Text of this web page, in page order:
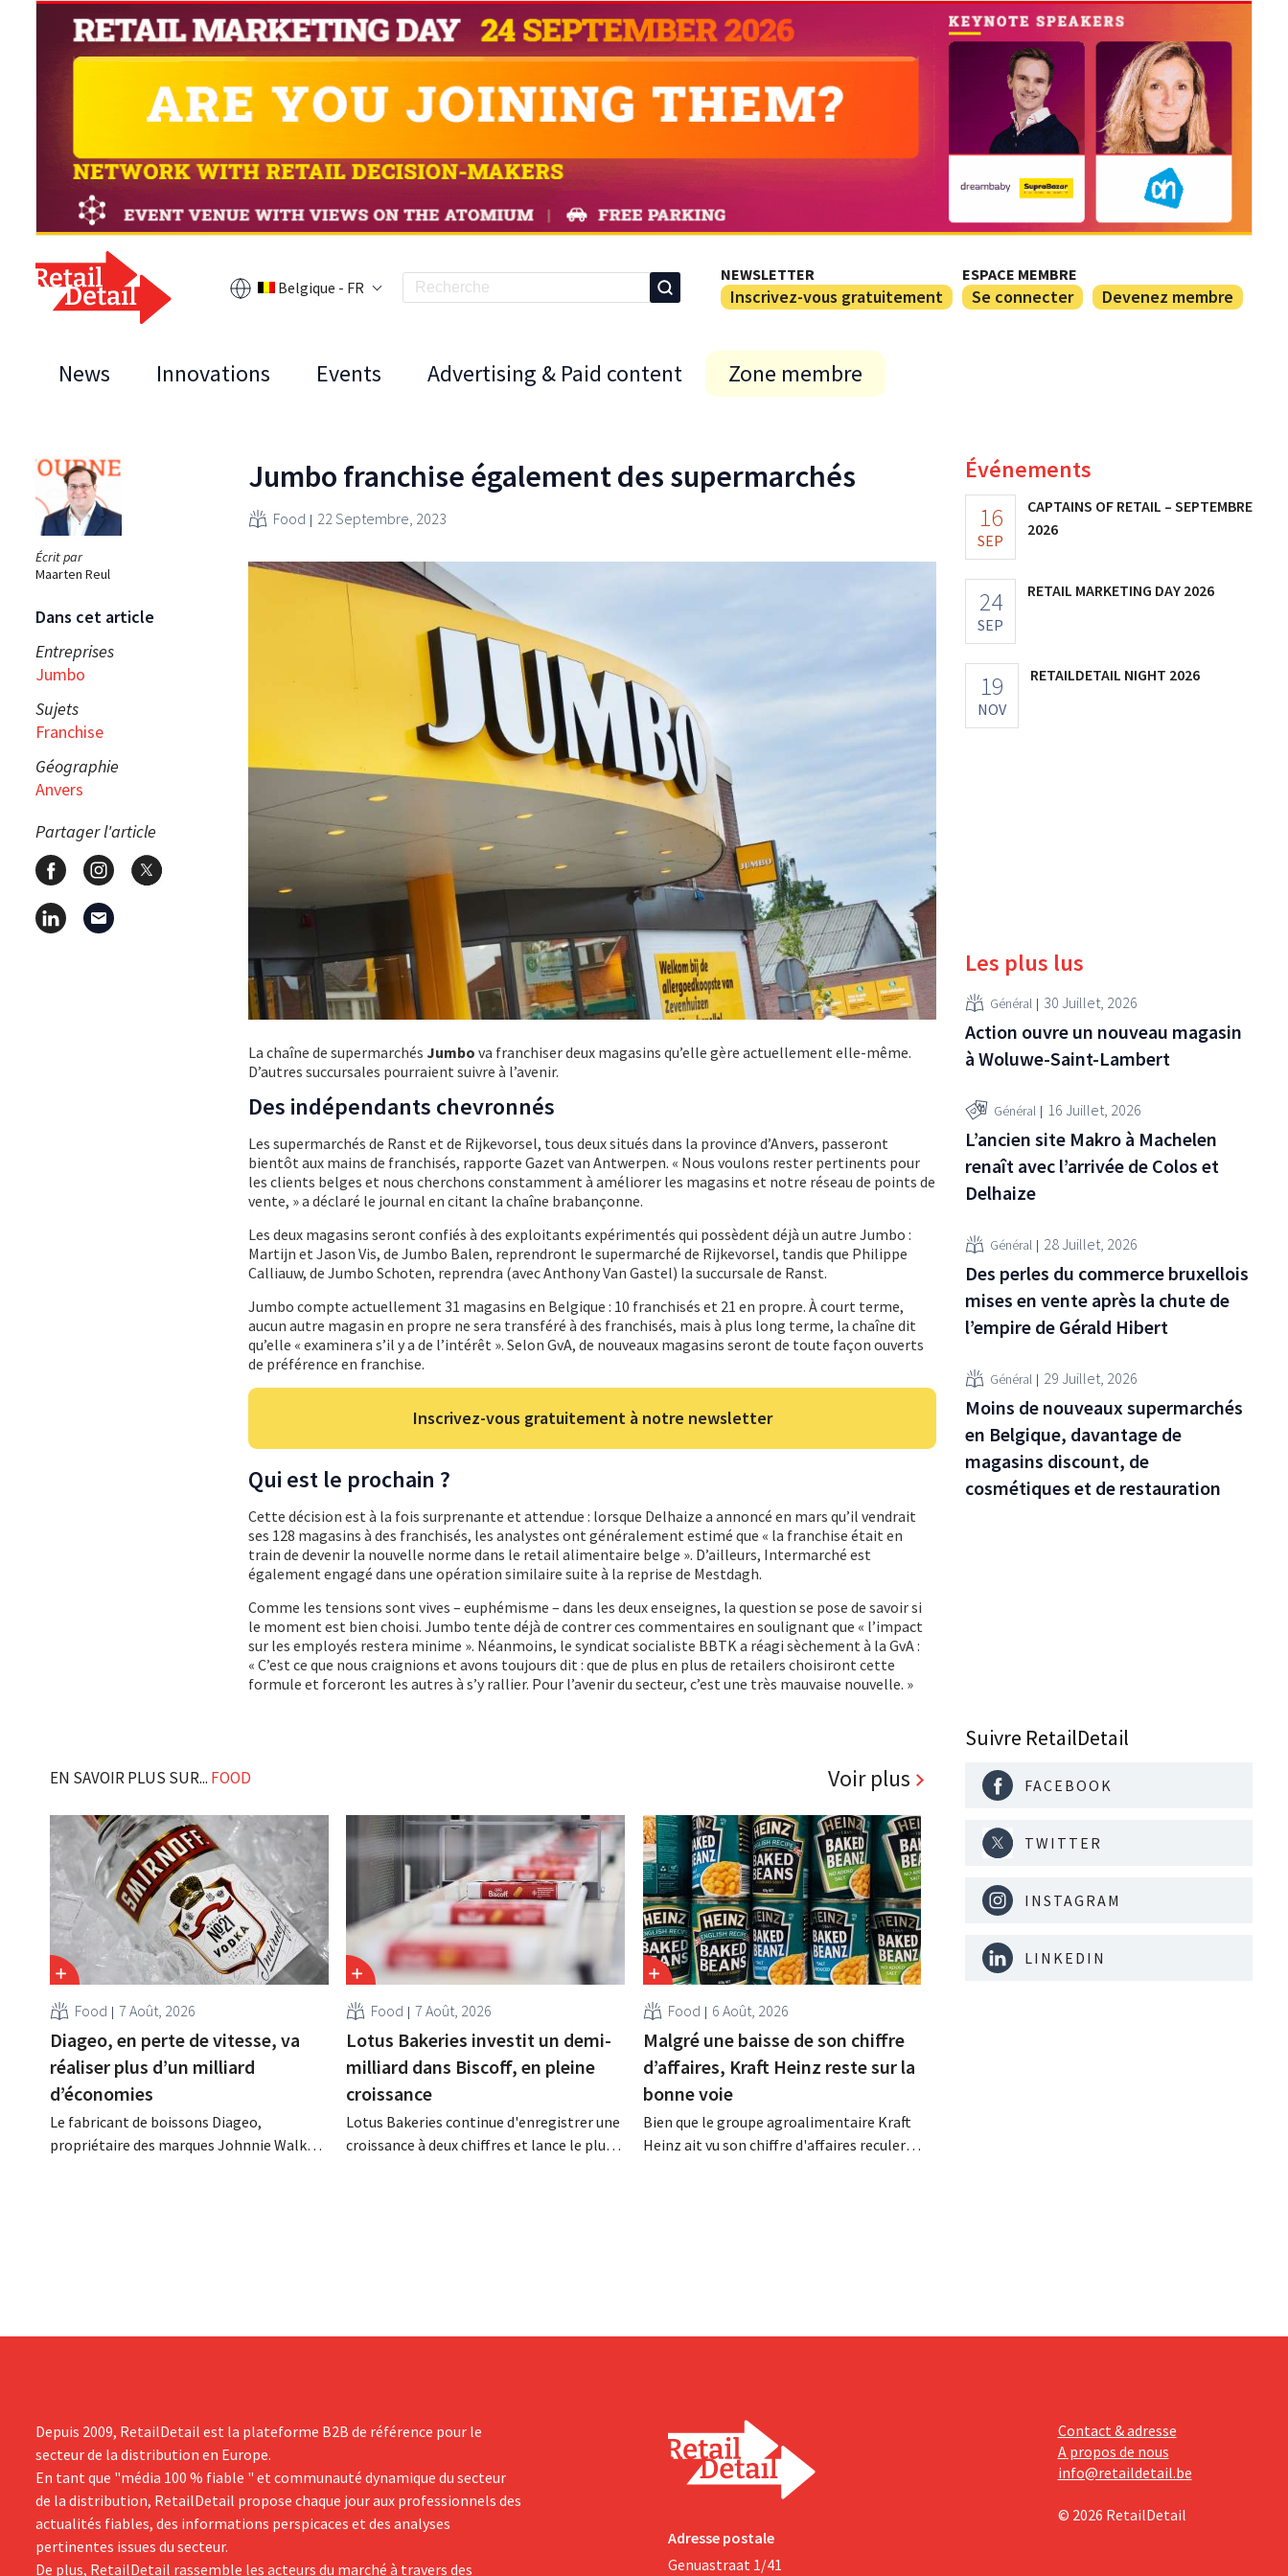
Belgique - FR
NEWSLETTER
Inscrivez-vous gratuitement
ESPACE MEMBRE
Se connecter Devenez membre
News Innovations Events Advertising & Paid content Zone membre
Écrit par
Maarten Reul
Dans cet article
Entreprises
Jumbo
Sujets
Franchise
Géographie
Anvers
Partager l'article
Jumbo franchise également des supermarchés
Food 22 Septembre, 2023
La chaîne de supermarchés Jumbo va franchiser deux magasins qu’elle gère actuellement elle-même.
D’autres succursales pourraient suivre à l’avenir.
Des indépendants chevronnés
Les supermarchés de Ranst et de Rijkevorsel, tous deux situés dans la province d’Anvers, passeront
bientôt aux mains de franchisés, rapporte Gazet van Antwerpen. « Nous voulons rester pertinents pour
les clients belges et nous cherchons constamment à améliorer les magasins et notre réseau de points de
vente, » a déclaré le journal en citant la chaîne brabançonne.
Les deux magasins seront confiés à des exploitants expérimentés qui possèdent déjà un autre Jumbo :
Martijn et Jason Vis, de Jumbo Balen, reprendront le supermarché de Rijkevorsel, tandis que Philippe
Calliauw, de Jumbo Schoten, reprendra (avec Anthony Van Gastel) la succursale de Ranst.
Jumbo compte actuellement 31 magasins en Belgique : 10 franchisés et 21 en propre. À court terme,
aucun autre magasin en propre ne sera transféré à des franchisés, mais à plus long terme, la chaîne dit
qu’elle « examinera s’il y a de l’intérêt ». Selon GvA, de nouveaux magasins seront de toute façon ouverts
de préférence en franchise.
Inscrivez-vous gratuitement à notre newsletter
Qui est le prochain ?
Cette décision est à la fois surprenante et attendue : lorsque Delhaize a annoncé en mars qu’il vendrait
ses 128 magasins à des franchisés, les analystes ont généralement estimé que « la franchise était en
train de devenir la nouvelle norme dans le retail alimentaire belge ». D’ailleurs, Intermarché est
également engagé dans une opération similaire suite à la reprise de Mestdagh.
Comme les tensions sont vives – euphémisme – dans les deux enseignes, la question se pose de savoir si
le moment est bien choisi. Jumbo tente déjà de contrer ces commentaires en soulignant que « l’impact
sur les employés restera minime ». Néanmoins, le syndicat socialiste BBTK a réagi sèchement à la GvA :
« C’est ce que nous craignions et avons toujours dit : que de plus en plus de retailers choisiront cette
formule et forceront les autres à s’y rallier. Pour l’avenir du secteur, c’est une très mauvaise nouvelle. »
EN SAVOIR PLUS SUR... FOOD Voir plus
Food 7 Août, 2026
Diageo, en perte de vitesse, va
réaliser plus d’un milliard
d’économies
Le fabricant de boissons Diageo,
propriétaire des marques Johnnie Walker,
Food 7 Août, 2026
Lotus Bakeries investit un demi-
milliard dans Biscoff, en pleine
croissance
Lotus Bakeries continue d'enregistrer une
croissance à deux chiffres et lance le plus
Food 6 Août, 2026
Malgré une baisse de son chiffre
d’affaires, Kraft Heinz reste sur la
bonne voie
Bien que le groupe agroalimentaire Kraft
Heinz ait vu son chiffre d'affaires reculer
Événements
16
SEP
CAPTAINS OF RETAIL – SEPTEMBRE
2026
24
SEP
RETAIL MARKETING DAY 2026
19
NOV
RETAILDETAIL NIGHT 2026
Les plus lus
Général 30 Juillet, 2026
Action ouvre un nouveau magasin
à Woluwe-Saint-Lambert
Général 16 Juillet, 2026
L’ancien site Makro à Machelen
renaît avec l’arrivée de Colos et
Delhaize
Général 28 Juillet, 2026
Des perles du commerce bruxellois
mises en vente après la chute de
l’empire de Gérald Hibert
Général 29 Juillet, 2026
Moins de nouveaux supermarchés
en Belgique, davantage de
magasins discount, de
cosmétiques et de restauration
Suivre RetailDetail
FACEBOOK
TWITTER
INSTAGRAM
LINKEDIN
Depuis 2009, RetailDetail est la plateforme B2B de référence pour le
secteur de la distribution en Europe.
En tant que "média 100 % fiable " et communauté dynamique du secteur
de la distribution, RetailDetail propose chaque jour aux professionnels des
actualités fiables, des informations perspicaces et des analyses
pertinentes issues du secteur.
De plus, RetailDetail rassemble les acteurs du marché à travers des
Adresse postale
Genuastraat 1/41
Contact & adresse
A propos de nous
info@retaildetail.be
© 2026 RetailDetail